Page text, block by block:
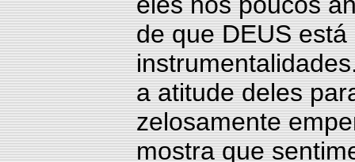
de que DEUS
a atitude deles
zelosamente
mostra que